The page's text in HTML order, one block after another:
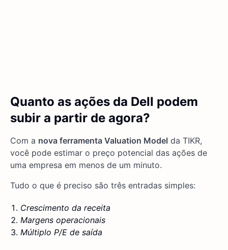
Quanto as ações da Dell podem
subir a partir de agora?
Com a nova ferramenta Valuation Model da TIKR,
você pode estimar o preço potencial das ações de
uma empresa em menos de um minuto.
Tudo o que é preciso são três entradas simples:
Crescimento da receita
Margens operacionais
Múltiplo P/E de saída